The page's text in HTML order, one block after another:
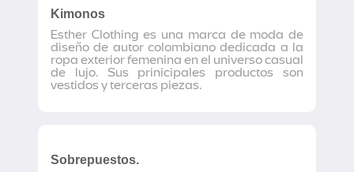
Kimonos
Esther Clothing es una marca de moda de
diseño de autor colombiano dedicada a la
ropa exterior femenina en el universo casual
de lujo. Sus prinicipales productos son
vestidos y terceras piezas.
Sobrepuestos.